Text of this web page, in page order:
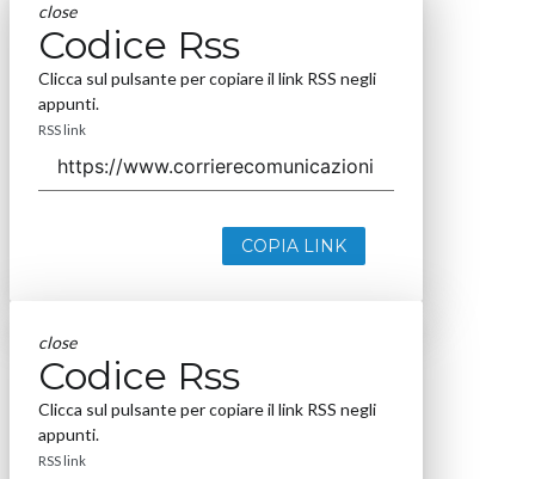
close
Codice Rss
Clicca sul pulsante per copiare il link RSS negli
appunti.
RSS link
COPIA LINK
close
Codice Rss
Clicca sul pulsante per copiare il link RSS negli
appunti.
RSS link